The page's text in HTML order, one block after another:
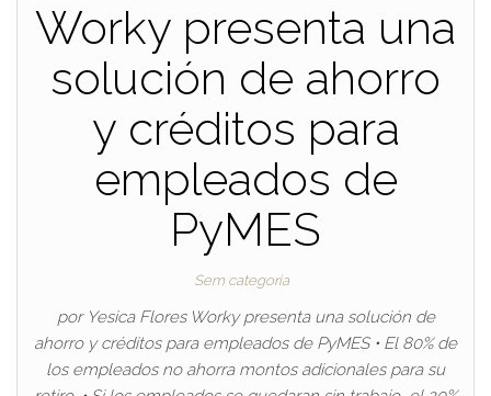
Worky presenta una
solución de ahorro
y créditos para
empleados de
PyMES
Sem categoria
por Yesica Flores Worky presenta una solución de
ahorro y créditos para empleados de PyMES • El 80% de
los empleados no ahorra montos adicionales para su